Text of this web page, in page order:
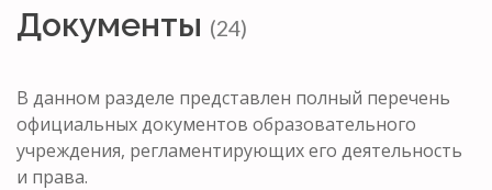
Документы (24)
В данном разделе представлен полный перечень
официальных документов образовательного
учреждения, регламентирующих его деятельность
и права.